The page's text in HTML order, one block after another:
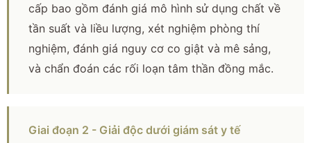
cấp bao gồm đánh giá mô hình sử dụng chất về
tần suất và liều lượng, xét nghiệm phòng thí
nghiệm, đánh giá nguy cơ co giật và mê sảng,
và chẩn đoán các rối loạn tâm thần đồng mắc.
Giai đoạn 2 - Giải độc dưới giám sát y tế